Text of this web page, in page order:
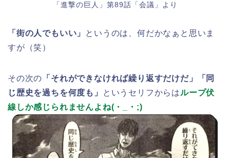
「進撃の巨人」第89話「会議」より
「街の人でもいい」
というのは、何だかなぁと思いま
すが（笑）
その次の 「それができなければ繰り返すだけだ」「同
じ歴史を過ちを何度も」
というセリフからはループ伏
線しか感じられませんよね(・_・;)